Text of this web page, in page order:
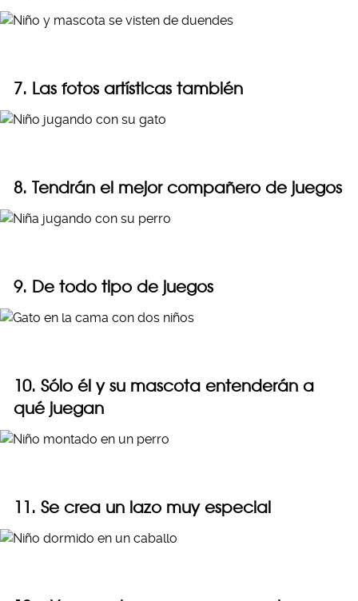
7. Las fotos artísticas también
8. Tendrán el mejor compañero de juegos
9. De todo tipo de juegos
10. Sólo él y su mascota entenderán a
qué juegan
11. Se crea un lazo muy especial